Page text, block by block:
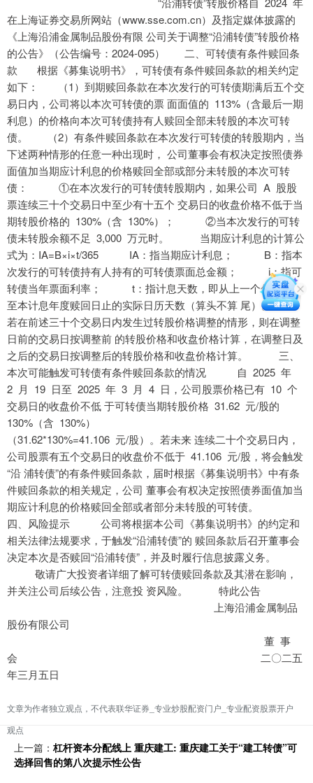
在上海证券交易所网站（www.sse.com.cn）及指定媒体披露的
《上海沿浦金属制品股份有限 公司关于调整“沿浦转债”转股价格
的公告》（公告编号：2024-095） 二、可转债有条件赎回条
款 根据《募集说明书》，可转债有条件赎回条款的相关约定
如下： （1）到期赎回条款在本次发行的可转债期满后五个交
易日内，公司将以本次可转债的票 面面值的 113%（含最后一期
利息）的价格向本次可转债持有人赎回全部未转股的本次可转
债。 （2）有条件赎回条款在本次发行可转债的转股期内，当
下述两种情形的任意一种出现时， 公司董事会有权决定按照债券
面值加当期应计利息的价格赎回全部或部分未转股的本次可转
债： ①在本次发行的可转债转股期内，如果公司 A 股股
票连续三十个交易日中至少有十五个 交易日的收盘价格不低于当
期转股价格的 130%（含 130%）； ②当本次发行的可转
债未转股余额不足 3,000 万元时。 当期应计利息的计算公
式为：IA=B×i×t/365 IA：指当期应计利息； B：指本
次发行的可转债持有人持有的可转债票面总金额； i：指可
转债当年票面利率； t：指计息天数，即从上一个付息日起
至本计息年度赎回日止的实际日历天数（算头不算 尾）。
若在前述三十个交易日内发生过转股价格调整的情形，则在调整
日前的交易日按调整前 的转股价格和收盘价格计算，在调整日及
之后的交易日按调整后的转股价格和收盘价格计算。 三、
本次可能触发可转债有条件赎回条款的情况 自 2025 年
2 月 19 日至 2025 年 3 月 4 日，公司股票价格已有 10 个
交易日的收盘价不低 于可转债当期转股价格 31.62 元/股的
130%（含 130%）
（31.62*130%=41.106 元/股）。若未来 连续二十个交易日内，
公司股票有五个交易日的收盘价不低于 41.106 元/股，将会触发
“沿 浦转债”的有条件赎回条款，届时根据《募集说明书》中有条
件赎回条款的相关规定，公司 董事会有权决定按照债券面值加当
期应计利息的价格赎回全部或者部分未转股的可转债。
四、风险提示 公司将根据本公司《募集说明书》的约定和
相关法律法规要求，于触发“沿浦转债”的 赎回条款后召开董事会
决定本次是否赎回“沿浦转债”，并及时履行信息披露义务。
敬请广大投资者详细了解可转债赎回条款及其潜在影响，
并关注公司后续公告，注意投 资风险。 特此公告
上海沿浦金属制品
股份有限公司
董 事
会 二〇二五
年三月五日
文章为作者独立观点，不代表联华证券_专业炒股配资门户_专业配资股票开户
观点
上一篇： 杠杆资本分配线上 重庆建工: 重庆建工关于“建工转债”可
选择回售的第八次提示性公告